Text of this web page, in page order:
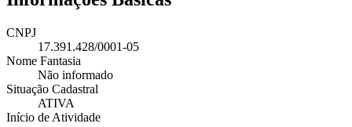
CNPJ
17.391.428/0001-05
Nome Fantasia
Não informado
Situação Cadastral
ATIVA
Início de Atividade